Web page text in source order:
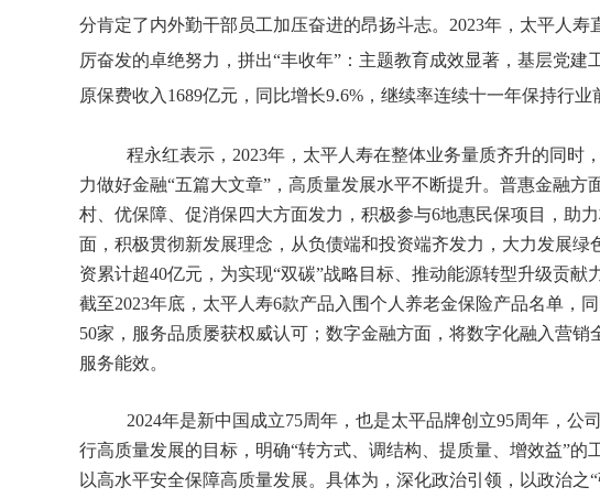
分肯定了内外勤干部员工加压奋进的昂扬斗志。2023年，太平人
厉奋发的卓绝努力，拼出“丰收年”：主题教育成效显著，基层党建
原保费收入1689亿元，同比增长9.6% ，继续率连续十一年保持行
程永红表示，2023年，太平人寿在整体业务量质齐升的同时
力做好金融“五篇大文章”，高质量发展水平不断提升。普惠金融
村、优保障、促消保四大方面发力，积极参与6地惠民保项目，助
面，积极贯彻新发展理念，从负债端和投资端齐发力，大力发展
资累计超40亿元，为实现“双碳”战略目标、推动能源转型升级贡献
截至2023年底，太平人寿6款产品入围个人养老金保险产品名单，
50家，服务品质屡获权威认可；数字金融方面，将数字化融入营
服务能效。
2024年是新中国成立75周年，也是太平品牌创立95周年，公
行高质量发展的目标，明确“转方式、调结构、提质量、增效益”的
以高水平安全保障高质量发展。具体为，深化政治引领，以政治之